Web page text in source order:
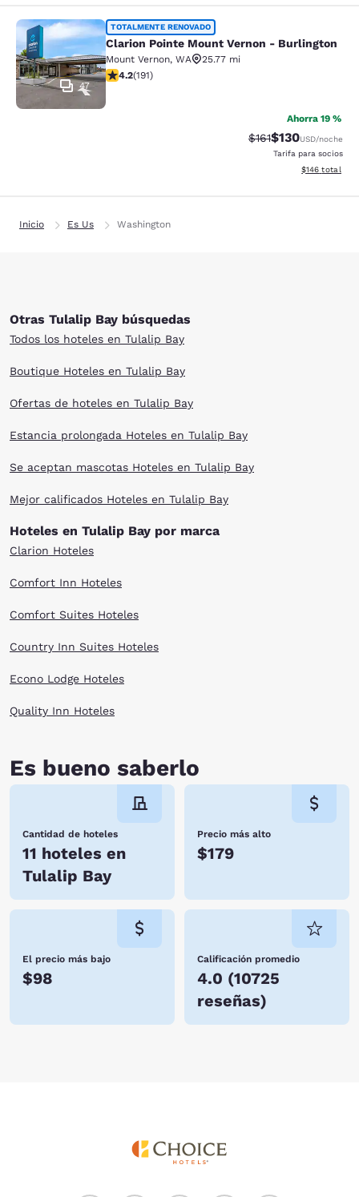
Clarion Pointe Mount Vernon -
47
TOTALMENTE RENOVADO
Clarion Pointe Mount Vernon - Burlington
Mount Vernon, WA
25.77 mi
calificación de 4.23 estrellas. Excelente. 191 reseñas
4.2(191)
Ahorra 19 %
Precio tachado:
$161Precio con
$130USD/noche
Tarifa para socios
Ver detalles
$146 total
Inicio Es Us Washington
Otras Tulalip Bay búsquedas
Todos los hoteles en Tulalip Bay
Boutique Hoteles en Tulalip Bay
Ofertas de hoteles en Tulalip Bay
Estancia prolongada Hoteles en Tulalip Bay
Se aceptan mascotas Hoteles en Tulalip Bay
Mejor calificados Hoteles en Tulalip Bay
Hoteles en Tulalip Bay por marca
Clarion Hoteles
Comfort Inn Hoteles
Comfort Suites Hoteles
Country Inn Suites Hoteles
Econo Lodge Hoteles
Quality Inn Hoteles
Es bueno saberlo
Cantidad de hoteles
11 hoteles en
Tulalip Bay
Precio más alto
$179
El precio más bajo
$98
Calificación promedio
4.0 (10725
reseñas)